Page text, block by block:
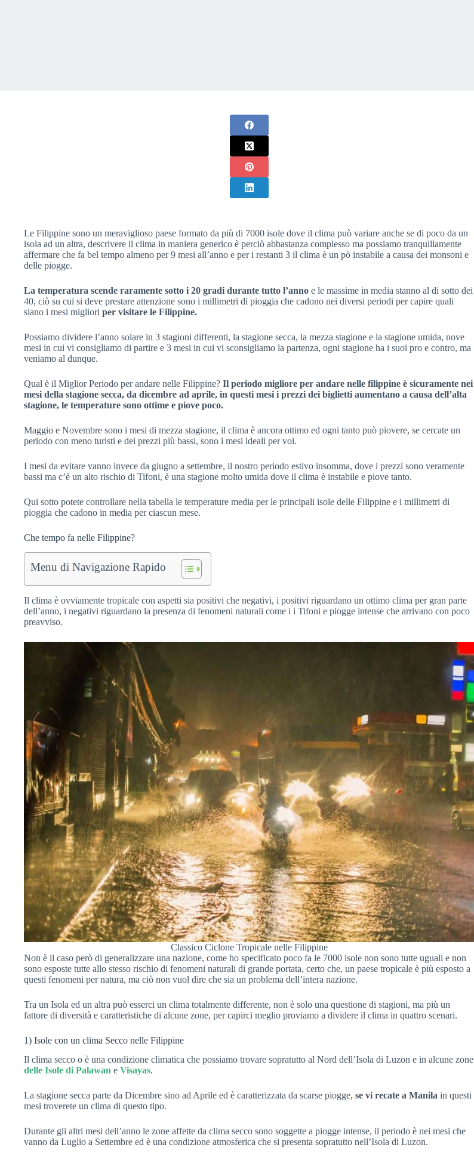
Le Filippine sono un meraviglioso paese formato da più di 7000 isole dove il clima può variare anche se di poco da un
isola ad un altra, descrivere il clima in maniera generico è perciò abbastanza complesso ma possiamo tranquillamente
affermare che fa bel tempo almeno per 9 mesi all’anno e per i restanti 3 il clima è un pò instabile a causa dei monsoni e
delle piogge.
La temperatura scende raramente sotto i 20 gradi durante tutto l’anno e le massime in media stanno al di sotto dei
40, ciò su cui si deve prestare attenzione sono i millimetri di pioggia che cadono nei diversi periodi per capire quali
siano i mesi migliori per visitare le Filippine.
Possiamo dividere l’anno solare in 3 stagioni differenti, la stagione secca, la mezza stagione e la stagione umida, nove
mesi in cui vi consigliamo di partire e 3 mesi in cui vi sconsigliamo la partenza, ogni stagione ha i suoi pro e contro, ma
veniamo al dunque.
Qual è il Miglior Periodo per andare nelle Filippine? Il periodo migliore per andare nelle filippine è sicuramente nei
mesi della stagione secca, da dicembre ad aprile, in questi mesi i prezzi dei biglietti aumentano a causa dell’alta
stagione, le temperature sono ottime e piove poco.
Maggio e Novembre sono i mesi di mezza stagione, il clima è ancora ottimo ed ogni tanto può piovere, se cercate un
periodo con meno turisti e dei prezzi più bassi, sono i mesi ideali per voi.
I mesi da evitare vanno invece da giugno a settembre, il nostro periodo estivo insomma, dove i prezzi sono veramente
bassi ma c’è un alto rischio di Tifoni, è una stagione molto umida dove il clima è instabile e piove tanto.
Qui sotto potete controllare nella tabella le temperature media per le principali isole delle Filippine e i millimetri di
pioggia che cadono in media per ciascun mese.
Che tempo fa nelle Filippine?
Menu di Navigazione Rapido
Il clima è ovviamente tropicale con aspetti sia positivi che negativi, i positivi riguardano un ottimo clima per gran parte
dell’anno, i negativi riguardano la presenza di fenomeni naturali come i i Tifoni e piogge intense che arrivano con poco
preavviso.
Classico Ciclone Tropicale nelle Filippine
Non è il caso però di generalizzare una nazione, come ho specificato poco fa le 7000 isole non sono tutte uguali e non
sono esposte tutte allo stesso rischio di fenomeni naturali di grande portata, certo che, un paese tropicale è più esposto a
questi fenomeni per natura, ma ciò non vuol dire che sia un problema dell’intera nazione.
Tra un Isola ed un altra può esserci un clima totalmente differente, non è solo una questione di stagioni, ma più un
fattore di diversità e caratteristiche di alcune zone, per capirci meglio proviamo a dividere il clima in quattro scenari.
1) Isole con un clima Secco nelle Filippine
Il clima secco o è una condizione climatica che possiamo trovare sopratutto al Nord dell’Isola di Luzon e in alcune zone
delle Isole di Palawan e Visayas.
La stagione secca parte da Dicembre sino ad Aprile ed è caratterizzata da scarse piogge, se vi recate a Manila in questi
mesi troverete un clima di questo tipo.
Durante gli altri mesi dell’anno le zone affette da clima secco sono soggette a piogge intense, il periodo è nei mesi che
vanno da Luglio a Settembre ed è una condizione atmosferica che si presenta sopratutto nell’Isola di Luzon.